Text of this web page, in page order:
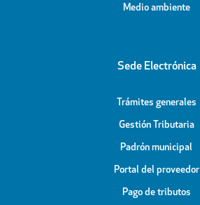
Medio ambiente
Sede Electrónica
Trámites generales
Gestión Tributaria
Padrón municipal
Portal del proveedor
Pago de tributos